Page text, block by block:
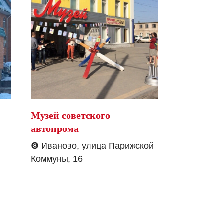
Музей советского
автопрома
❽ Иваново, улица Парижской
Коммуны, 16